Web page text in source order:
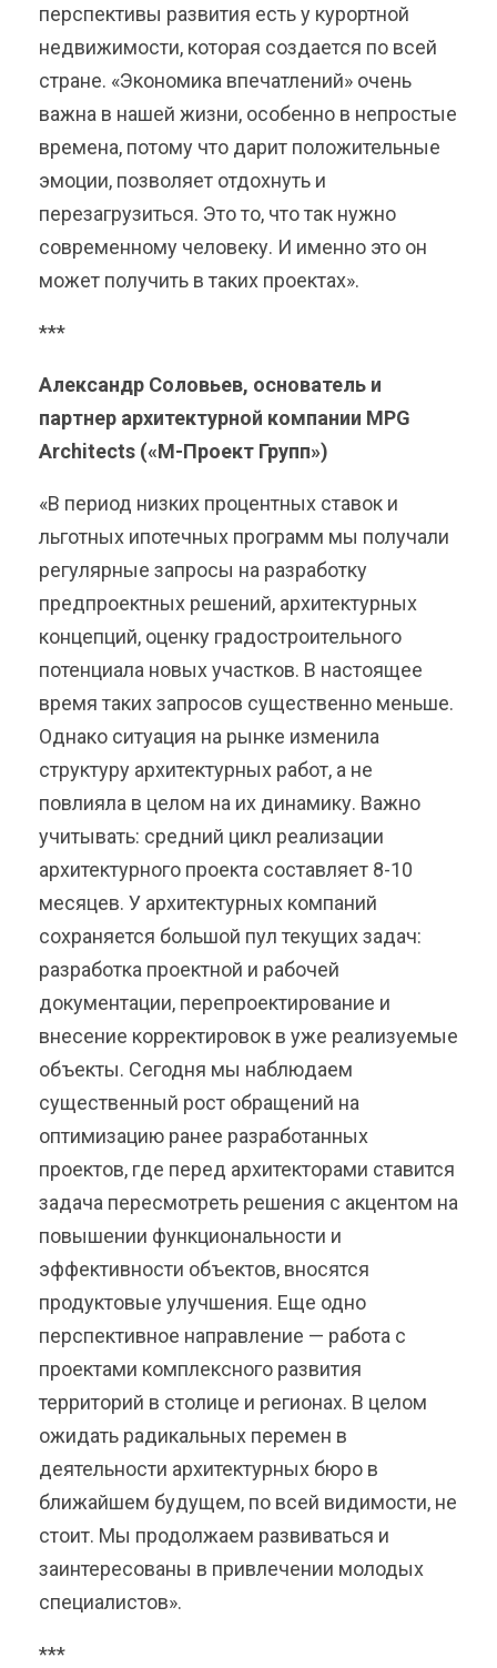
перспективы развития есть у курортной
недвижимости, которая создается по всей
стране. «Экономика впечатлений» очень
важна в нашей жизни, особенно в непростые
времена, потому что дарит положительные
эмоции, позволяет отдохнуть и
перезагрузиться. Это то, что так нужно
современному человеку. И именно это он
может получить в таких проектах».
***
Александр Соловьев, основатель и
партнер архитектурной компании MPG
Architects («М-Проект Групп»)
«В период низких процентных ставок и
льготных ипотечных программ мы получали
регулярные запросы на разработку
предпроектных решений, архитектурных
концепций, оценку градостроительного
потенциала новых участков. В настоящее
время таких запросов существенно меньше.
Однако ситуация на рынке изменила
структуру архитектурных работ, а не
повлияла в целом на их динамику. Важно
учитывать: средний цикл реализации
архитектурного проекта составляет 8-10
месяцев. У архитектурных компаний
сохраняется большой пул текущих задач:
разработка проектной и рабочей
документации, перепроектирование и
внесение корректировок в уже реализуемые
объекты. Сегодня мы наблюдаем
существенный рост обращений на
оптимизацию ранее разработанных
проектов, где перед архитекторами ставится
задача пересмотреть решения с акцентом на
повышении функциональности и
эффективности объектов, вносятся
продуктовые улучшения. Еще одно
перспективное направление — работа с
проектами комплексного развития
территорий в столице и регионах. В целом
ожидать радикальных перемен в
деятельности архитектурных бюро в
ближайшем будущем, по всей видимости, не
стоит. Мы продолжаем развиваться и
заинтересованы в привлечении молодых
специалистов».
***